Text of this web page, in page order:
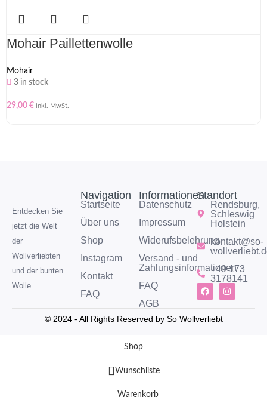
Mohair Paillettenwolle
Mohair
3 in stock
29,00 € inkl. MwSt.
Entdecken Sie
jetzt die Welt
der
Wollverliebten
und der bunten
Wolle.
Navigation
Startseite
Über uns
Shop
Instagram
Kontakt
FAQ
Informationen
Datenschutz
Impressum
Widerufsbelehrung
Versand - und
Zahlungsinformationen
FAQ
AGB
Standort
Rendsburg,
Schleswig
Holstein
kontakt@so-
+49 173
3178141
© 2024 - All Rights Reserved by So Wollverliebt
Shop
Wunschliste
Warenkorb